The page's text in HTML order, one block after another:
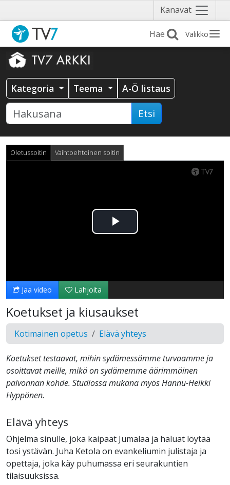
Kanavat Näytä
valikko
Valikko
Kategoria Teema A-Ö listaus
Etsi
Oletussoitin Vaihtoehtoinen soitin
Toista
Jaa video Lahjoita
Koetukset ja kiusaukset
Kotimainen opetus Elävä yhteys
Koetukset testaavat, mihin sydämessämme turvaamme ja
osoittavat meille, mikä on sydämemme äärimmäinen
palvonnan kohde. Studiossa mukana myös Hannu-Heikki
Hyppönen.
Elävä yhteys
Ohjelma sinulle, joka kaipaat Jumalaa ja haluat löytää
tosi ystävän. Juha Ketola on evankeliumin julistaja ja
opettaja, joka käy puhumassa eri seurakuntien
tilaisuuksissa.